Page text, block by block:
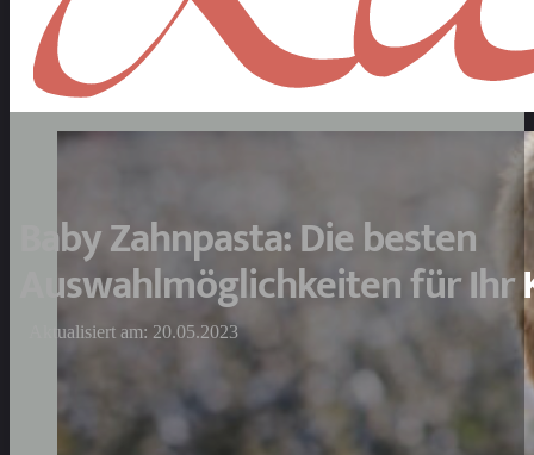
Baby Zahnpasta: Die besten
Auswahlmöglichkeiten für Ihr
Aktualisiert am: 20.05.2023